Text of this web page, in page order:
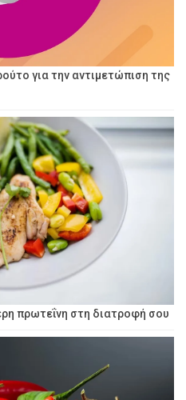
για την αντιμετώπιση της
πρωτεΐνη στη διατροφή σου